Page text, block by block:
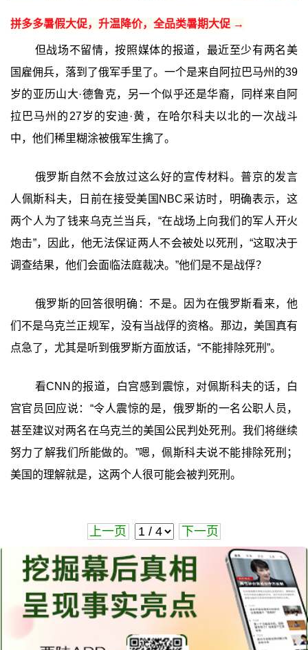
拼多多暑假大促，升温降价，全品类暑期大促 →
但战场不留情，按照媒体的报道，最近至少有两名美
国雇佣兵，落到了俄军手里了。一个是来自阿拉巴马州的39
岁的亚历山大·德鲁克，另一个似乎还是华裔，同样来自阿
拉巴马州的27岁的安迪·黄，在哈尔科夫以北的一次战斗
中，他们稀里糊涂被俄军生擒了。
俄罗斯自然不会放过这么好的宣传材料。普京的发言
人佩斯科夫，日前在接受美国NBC采访时，明确表示，这
两个人为了钱来乌克兰当兵，“在战场上向我们的军人开火
炮击”，因此，他无法保证两人不会被处以死刑，“这取决于
调查结果，他们会面临法庭裁决。”他们是不是战俘？
俄罗斯的回答很明确：不是。因为在俄罗斯看来，他
们不是乌克兰正规军，没有当战俘的资格。那边，美国真有
点急了，尤其是听到俄罗斯方面放话，“不能排除死刑”。
看CNN的报道，白宫感到震惊，对佩斯科夫的话，白
宫官员回应说：“令人震惊的是，俄罗斯的一名公职人员，
甚至建议对两名在乌克兰的美国公民判处死刑。我们将继续
努力了解我们所能做的。”嗯，佩斯科夫说不能排除死刑；
美国的理解就是，这两个人很可能会被判死刑。
上一页 下一页